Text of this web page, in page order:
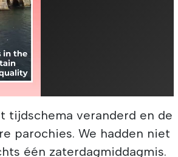
tijdschema veranderd en de
parochies. We hadden niet
één zaterdagmiddagmis.